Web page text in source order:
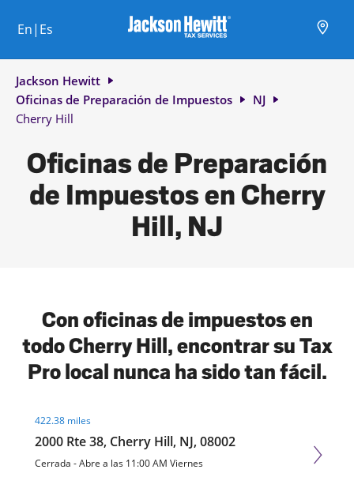
En|Es
Jackson Hewitt
Oficinas de Preparación de Impuestos
NJ
Cherry Hill
Oficinas de Preparación
de Impuestos en Cherry
Hill, NJ
Con oficinas de impuestos en
todo Cherry Hill, encontrar su Tax
Pro local nunca ha sido tan fácil.
422.38 miles
2000 Rte 38, Cherry Hill, NJ, 08002
Cerrada -Abre a las 11:00 AM Viernes